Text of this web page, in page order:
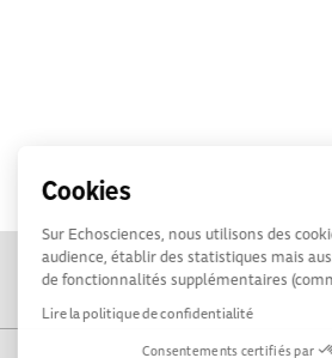
Cookies
Sur Echosciences, nous utilisons des
audience, établir des statistiques mais
de fonctionnalités supplémentaires
Lire la politique de confidentialité
Consentements certifiés par